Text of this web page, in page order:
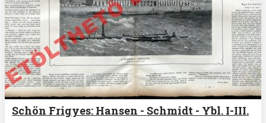
Schön Frigyes: Hansen - Schmidt - Ybl. I-III.